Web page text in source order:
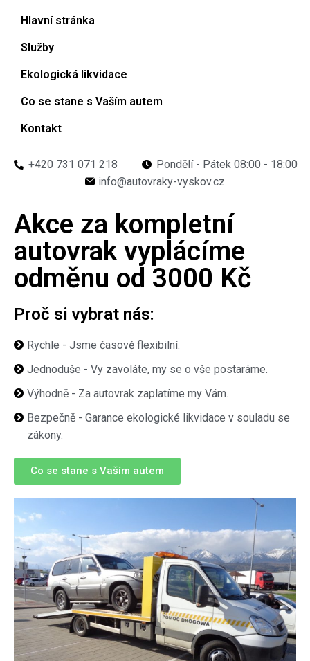
Hlavní stránka
Služby
Ekologická likvidace
Co se stane s Vaším autem
Kontakt
+420 731 071 218
Pondělí - Pátek 08:00 - 18:00
info@autovraky-vyskov.cz
Akce za kompletní
autovrak vyplácíme
odměnu od 3000 Kč
Proč si vybrat nás:
Rychle - Jsme časově flexibilní.
Jednoduše - Vy zavoláte, my se o vše postaráme.
Výhodně - Za autovrak zaplatíme my Vám.
Bezpečně - Garance ekologické likvidace v souladu se
zákony.
Co se stane s Vaším autem